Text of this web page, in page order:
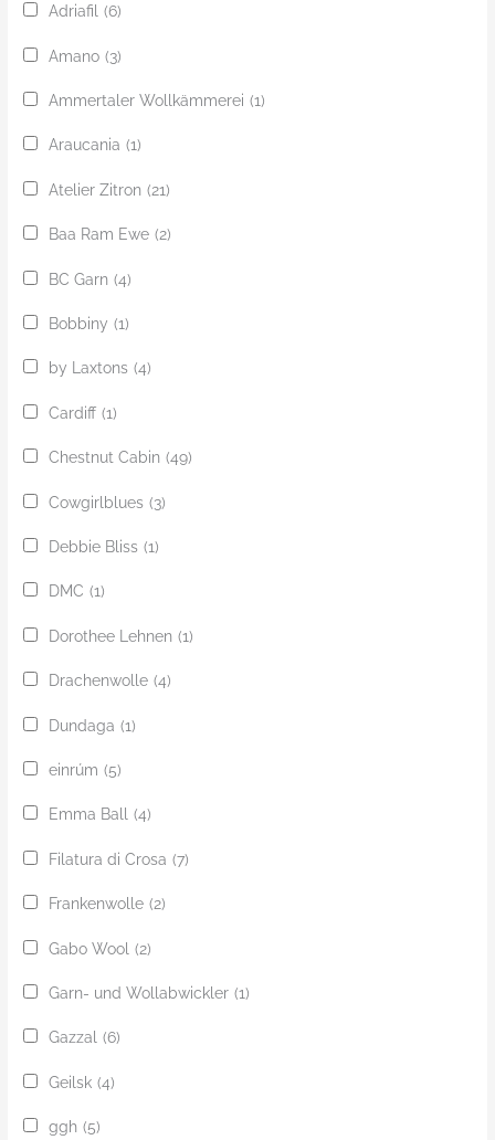
Adriafil (6)
Amano (3)
Ammertaler Wollkämmerei (1)
Araucania (1)
Atelier Zitron (21)
Baa Ram Ewe (2)
BC Garn (4)
Bobbiny (1)
by Laxtons (4)
Cardiff (1)
Chestnut Cabin (49)
Cowgirlblues (3)
Debbie Bliss (1)
DMC (1)
Dorothee Lehnen (1)
Drachenwolle (4)
Dundaga (1)
einrúm (5)
Emma Ball (4)
Filatura di Crosa (7)
Frankenwolle (2)
Gabo Wool (2)
Garn- und Wollabwickler (1)
Gazzal (6)
Geilsk (4)
ggh (5)